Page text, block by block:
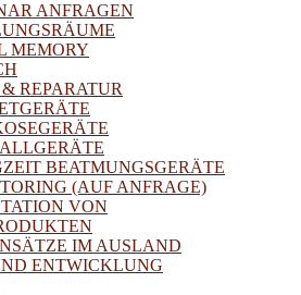
ANFRAGEN
MEMORY
REPARATUR
BEATMUNGSGERÄTE
(AUF ANFRAGE)
VON
IM AUSLAND
ENTWICKLUNG